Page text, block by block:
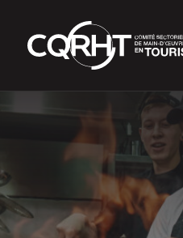
Connaissances
Informations sur le
Tableaux de bord de